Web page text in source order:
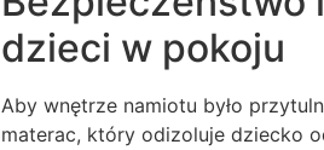
dzieci w pokoju
Aby wnętrze namiotu było
materac, który odizoluje dziecko